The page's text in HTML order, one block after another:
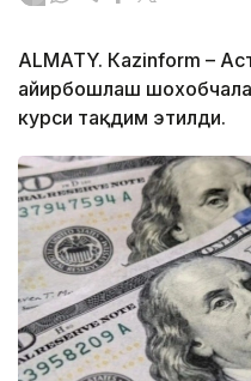
ALMATY. Кazinform –
айирбошлаш
курси тақдим этилди.